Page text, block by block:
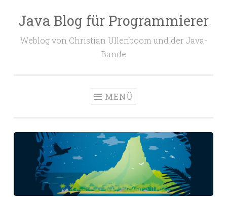
Zum
springen
Java Blog für Programmierer
Weblog von Christian Ullenboom und der Java-
Bande
MENÜ